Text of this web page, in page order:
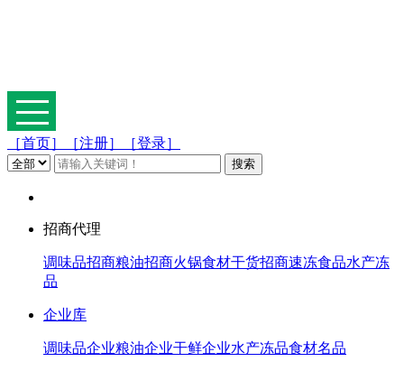
［首页］ ［注册］ ［登录］
招商代理
调味品招商粮油招商火锅食材干货招商速冻食品水产冻
品
企业库
调味品企业粮油企业干鲜企业水产冻品食材名品